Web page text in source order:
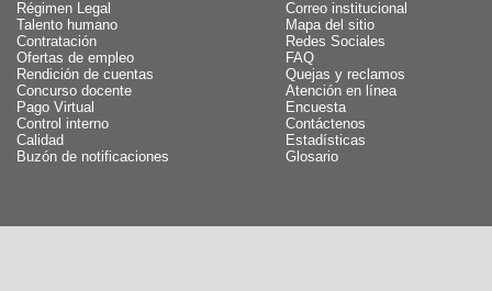
Régimen Legal
Talento humano
Contratación
Ofertas de empleo
Rendición de cuentas
Concurso docente
Pago Virtual
Control interno
Calidad
Buzón de notificaciones
Correo institucional
Mapa del sitio
Redes Sociales
FAQ
Quejas y reclamos
Atención en línea
Encuesta
Contáctenos
Estadísticas
Glosario